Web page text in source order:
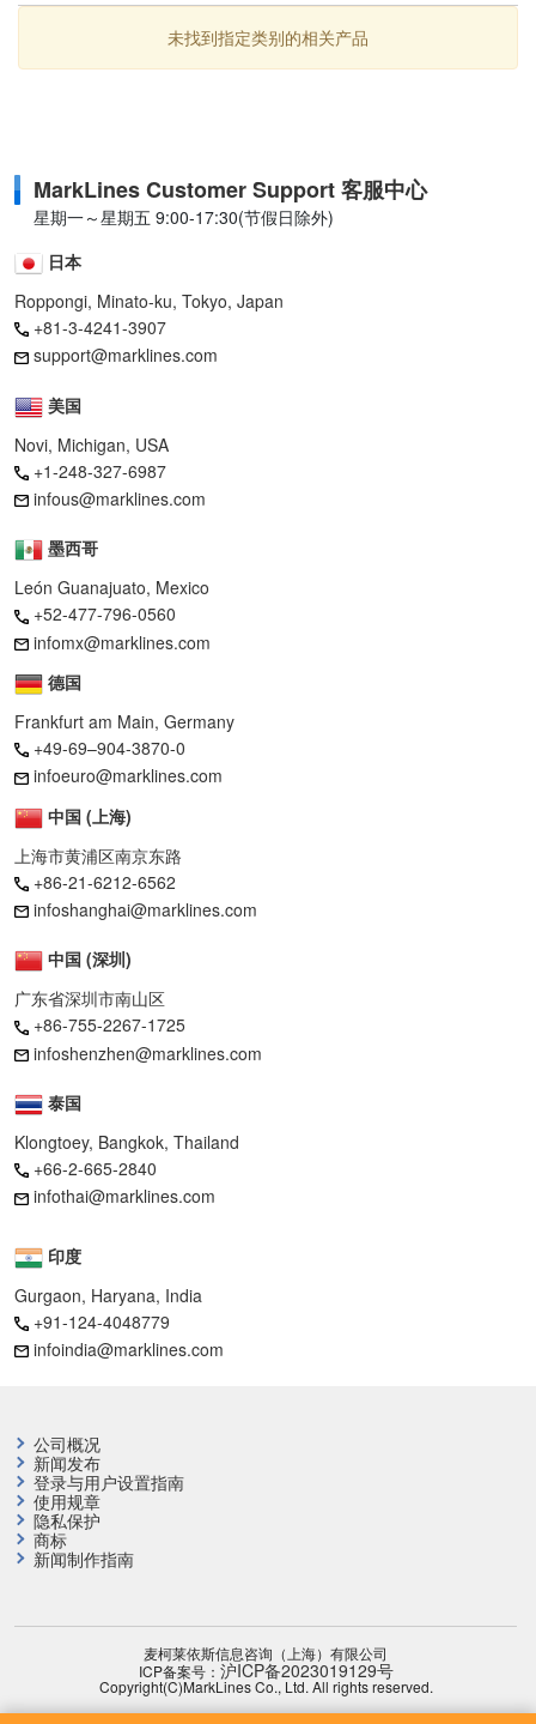
未找到指定类别的相关产品
MarkLines Customer Support 客服中心
星期一～星期五 9:00-17:30(节假日除外)
日本
Roppongi, Minato-ku, Tokyo, Japan
+81-3-4241-3907
support@marklines.com
美国
Novi, Michigan, USA
+1-248-327-6987
infous@marklines.com
墨西哥
León Guanajuato, Mexico
+52-477-796-0560
infomx@marklines.com
德国
Frankfurt am Main, Germany
+49-69–904-3870-0
infoeuro@marklines.com
中国 (上海)
上海市黄浦区南京东路
+86-21-6212-6562
infoshanghai@marklines.com
中国 (深圳)
广东省深圳市南山区
+86-755-2267-1725
infoshenzhen@marklines.com
泰国
Klongtoey, Bangkok, Thailand
+66-2-665-2840
infothai@marklines.com
印度
Gurgaon, Haryana, India
+91-124-4048779
infoindia@marklines.com
公司概况
新闻发布
登录与用户设置指南
使用规章
隐私保护
商标
新闻制作指南
麦柯莱依斯信息咨询（上海）有限公司
ICP备案号： 沪ICP备2023019129号
Copyright(C)MarkLines Co., Ltd. All rights reserved.